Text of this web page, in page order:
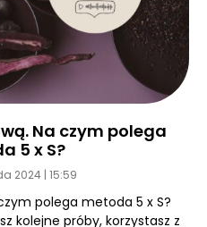
Na czym polega
5 x S?
2024 15:59
polega metoda 5 x S?
kolejne próby, korzystasz z